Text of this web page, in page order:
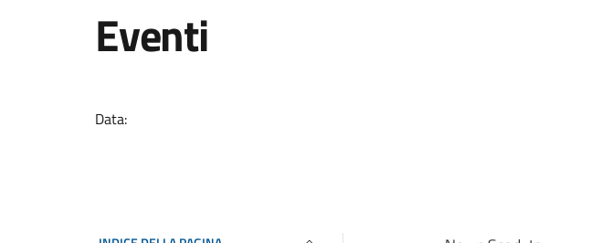
Eventi
Data: